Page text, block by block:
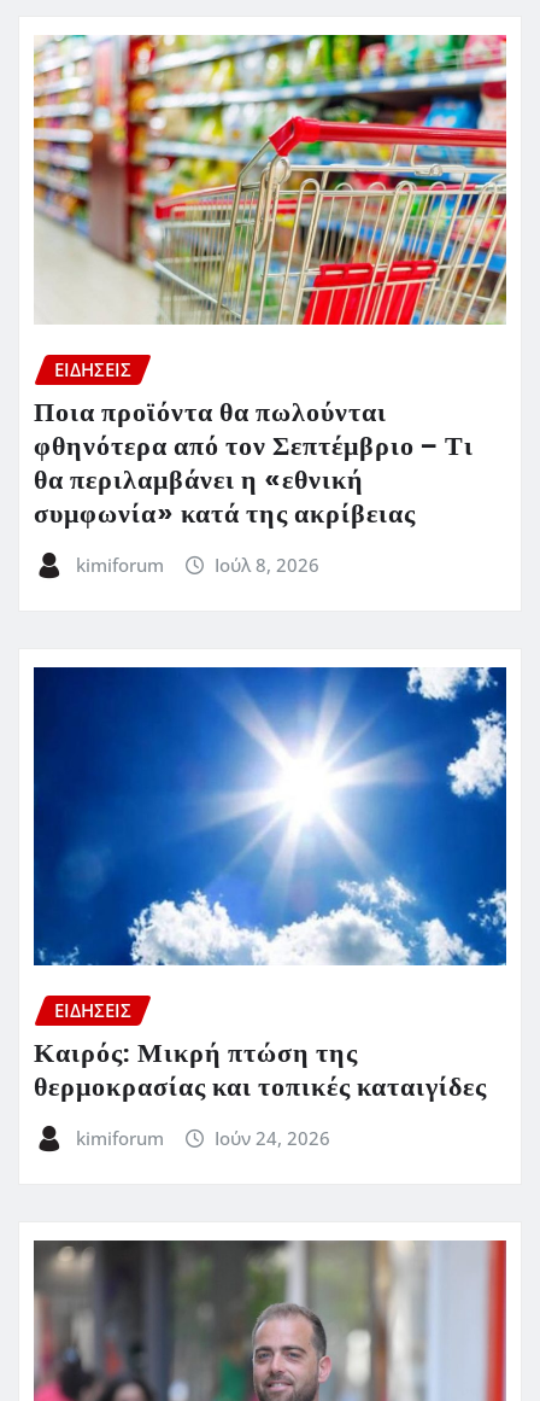
ΕΙΔΗΣΕΙΣ
Ποια προϊόντα θα πωλούνται
φθηνότερα από τον Σεπτέμβριο – Τι
θα περιλαμβάνει η «εθνική
συμφωνία» κατά της ακρίβειας
kimiforum Ιούλ 8, 2026
ΕΙΔΗΣΕΙΣ
Καιρός: Μικρή πτώση της
θερμοκρασίας και τοπικές καταιγίδες
kimiforum Ιούν 24, 2026